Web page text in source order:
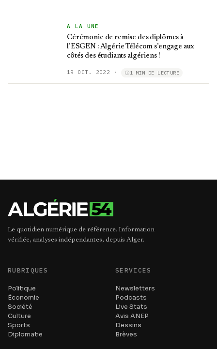
A LA UNE
Cérémonie de remise des diplômes à
l’ESGEN : Algérie Télécom s’engage aux
côtés des étudiants algériens !
19 OCT. 2022 · 1 MIN DE LECTURE
Le quotidien numérique de référence. Information
vérifiée, analyses indépendantes, depuis Alger.
RUBRIQUES
Politique
Économie
Société
Culture
Sports
Diplomatie
SERVICES
Newsletters
Podcasts
Live Stats
Avis ANEP
Dessins
Brèves